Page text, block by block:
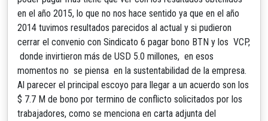
en el año 2015, lo que no nos hace sentido ya que en el año
2014 tuvimos resultados parecidos al actual y si pudieron
cerrar el convenio con Sindicato 6 pagar bono BTN y los VCP,
donde invirtieron más de USD 5.0 millones, en esos
momentos no se piensa en la sustentabilidad de la empresa.
Al parecer el principal escoyo para llegar a un acuerdo son los
$ 7.7 M de bono por termino de conflicto solicitados por los
trabajadores, como se menciona en carta adjunta del